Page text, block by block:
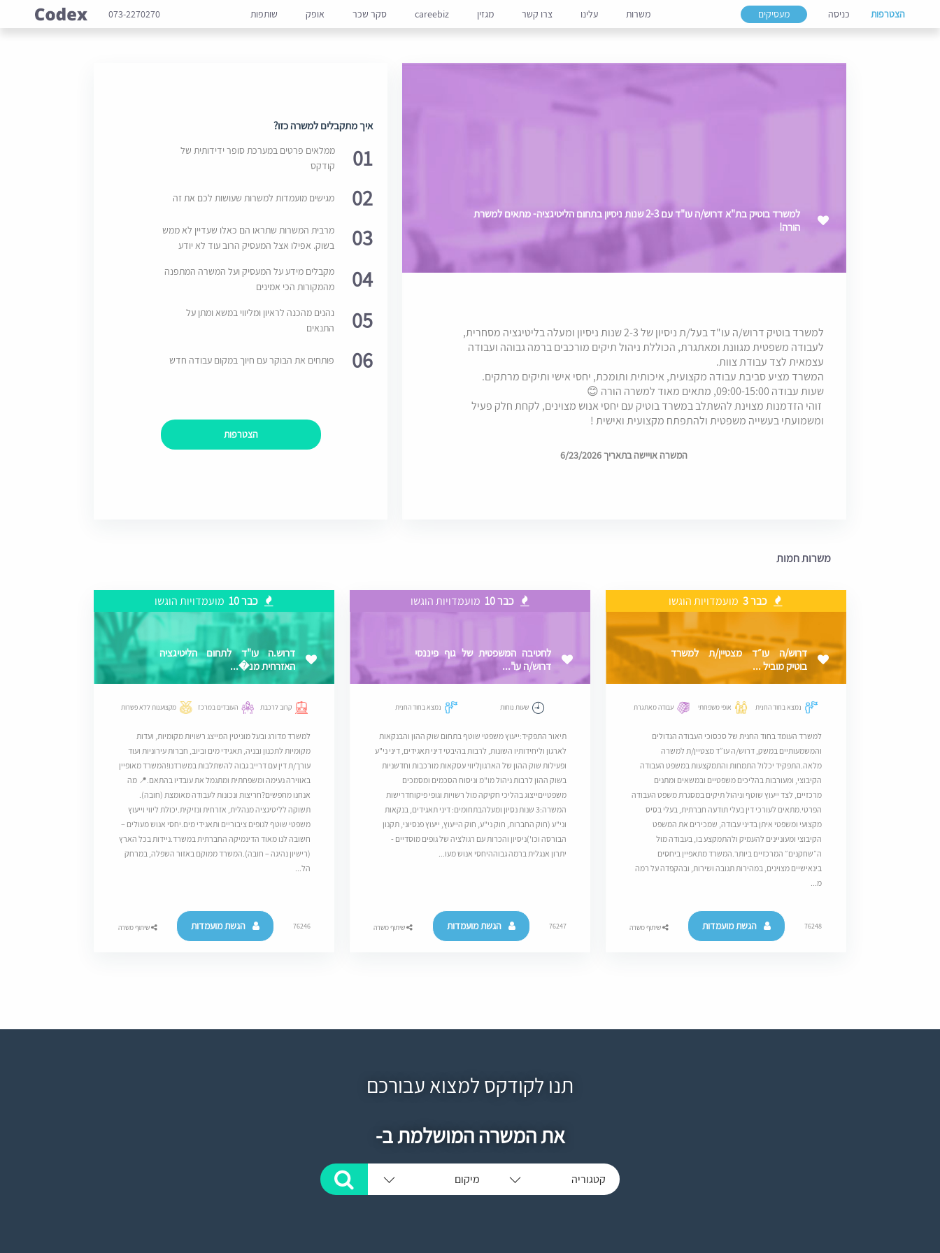
הצטרפות כניסה מעסיקים משרות עלינו צרו קשר מגזין careebiz סקר שכר אופק שותפות 073-2270270
למשרד בוטיק בת"א דרוש/ה עו"ד עם 2-3 שנות ניסיון בתחום הליטיגציה- מתאים למשרת
הורה!
למשרד בוטיק דרוש/ה עו"ד בעל/ת ניסיון של 2-3 שנות ניסיון ומעלה בליטיגציה מסחרית,
לעבודה משפטית מגוונת ומאתגרת, הכוללת ניהול תיקים מורכבים ברמה גבוהה ועבודה
עצמאית לצד עבודת צוות.
המשרד מציע סביבת עבודה מקצועית, איכותית ותומכת, יחסי אישי ותיקים מרתקים.
שעות עבודה 09:00-15:00, מתאים מאוד למשרה הורה 😊
זוהי הזדמנות מצוינת להשתלב במשרד בוטיק עם יחסי אנוש מצוינים, לקחת חלק פעיל
ומשמועתי בעשייה משפטית ולהתפתח מקצועית ואישית !
המשרה אויישה בתאריך 6/23/2026
איך מתקבלים למשרה כזו?
01
ממלאים פרטים במערכת סופר ידידותית של
קודקס
02 מגישים מועמדות למשרות שעושות לכם את זה
03
מרבית המשרות שתראו הם כאלו שעדיין לא ממש
בשוק. אפילו אצל המעסיק הרוב עוד לא יודע
04
מקבלים מידע על המעסיק ועל המשרה המתפנה
מהמקורות הכי אמינים
05
נהנים מהכנה לראיון ומליווי במשא ומתן על
התנאים
06 פותחים את הבוקר עם חיוך במקום עבודה חדש
הצטרפות
משרות חמות
כבר 3 מועמדויות הוגשו
דרוש/ה עו״ד מצטיין/ת למשרד
בוטיק מוביל ...
נמצא בחוד החנית אופי משפחתי עבודה מאתגרת
למשרד העומד בחוד החנית של סכסוכי העבודה הגדולים
והמשמעותיים במשק, דרוש/ה עו״ד מצטיין/ת למשרה
מלאה.התפקיד יכלול התמחות והתמקצעות במשפט העבודה
הקיבוצי, ומעורבות בהליכים משפטיים ובמשאים ומתנים
מרכזיים, לצד ייעוץ שוטף וניהול תיקים במסגרת משפט העבודה
הפרטי.מתאים לעורכי דין בעלי תודעה חברתית, בעלי בסיס
מקצועי ומשפטי איתן בדיני עבודה, שמכירים את המשפט
הקיבוצי ומעוניינים להעמיק ולהתמקצע בו, בעבודה מול
ה״שחקנים״ המרכזיים ביותר.המשרד מתאפיין ביחסים
בינאישיים מצוינים, במהירות תגובה ושירות, ובהקפדה על רמה
מ...
76248 הגשת מועמדות שיתוף משרה
כבר 10 מועמדויות הוגשו
לחטיבה המשפטית של גוף פיננסי
דרוש/ה עו"...
שעות נוחות נמצא בחוד החנית
תיאור התפקיד:ייעוץ משפטי שוטף בתחום שוק ההון והבנקאות
לארגון וליחידותיו השונות, לרבות בהיבטי דיני תאגידים, דיני ני"ע
ופעילות שוק ההון של הארגוןליווי עסקאות מורכבות וחדשניות
בשוק ההון לרבות ניהול מו"מ וניסוח הסכמים ומסמכים
משפטייםייצוג בהליכי חקיקה מול רשויות וגופי פיקוחדרישות
המשרה:3 שנות נסיון ומעלהבתחומים: דיני תאגידים, בנקאות
וני"ע (חוק החברות, חוק ני"ע, חוק הייעוץ, ייעוץ פנסיוני, תקנון
הבורסה וכו')ניסיון והכרות עם רגולציה של גופים מוסדיים -
יתרון אנגלית ברמה גבוההיחסי אנוש מעו...
76247 הגשת מועמדות שיתוף משרה
כבר 10 מועמדויות הוגשו
דרוש.ה עו"ד לתחום הליטיגציה
האזרחית מנ�...
קרוב לרכבת העובדים במרכז מקצוענות ללא פשרות
למשרד מדורג ובעל מוניטין המייצג רשויות מקומיות, ועדות
מקומיות לתכנון ובניה, תאגידי מים וביוב, חברות עירוניות ועוד
עורך/ת דין עם דרייב גבוה להשתלבות במשרדנו!המשרד מאופיין
באווירה נעימה ומשפחתית ומתגמל את עובדיו בהתאם.​📍 מה
אנחנו מחפשים?חריצות ונכונות לעבודה מאומצת (חובה).​
תשוקה לליטיגציה מנהלית, אזרחית ונזיקית.​יכולת ליווי וייעוץ
משפטי שוטף לגופים ציבוריים ותאגידי מים.​יחסי אנוש מעולים –
חשובה לנו מאוד הדינמיקה החברתית במשרד.​ניידות בכל הארץ
(רישיון נהיגה – חובה).המשרד ממוקם באזור השפלה, במרחק
הל...
76246 הגשת מועמדות שיתוף משרה
תנו לקודקס למצוא עבורכם
את המשרה המושלמת ב-
קטגוריה מיקום